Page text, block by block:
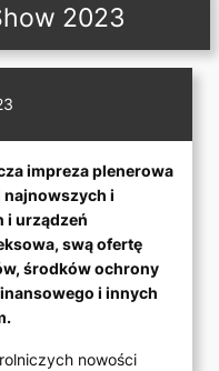
2023
impreza plenerowa
najnowszych i
i urządzeń
swą ofertę
środków ochrony
i innych
nowości